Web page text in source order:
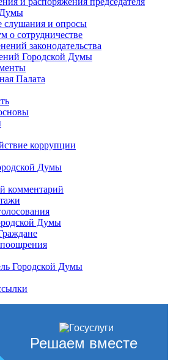
Думы
слушания и опросы
о сотрудничестве
законодательства
Городской Думы
Палата
коррупции
Думы
комментарий
Думы
Городской Думы
Решаем вместе